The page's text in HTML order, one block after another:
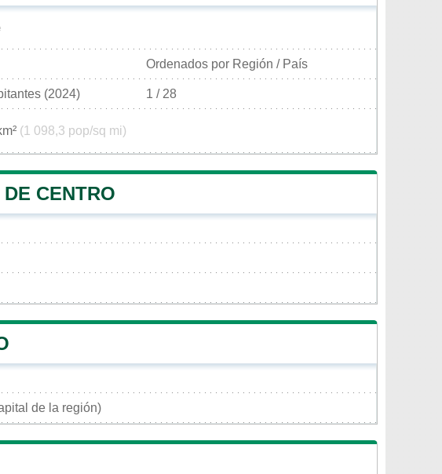
Ordenados por Región / País
(2024) 1 / 28
(1 098,3 pop/sq mi)
CENTRO
de la región)